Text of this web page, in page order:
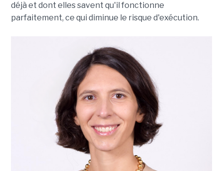
déjà et dont elles savent qu'il fonctionne
parfaitement, ce qui diminue le risque d'exécution.